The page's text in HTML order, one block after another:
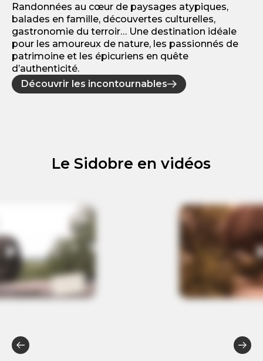
Randonnées au cœur de paysages atypiques,
balades en famille, découvertes culturelles,
gastronomie du terroir… Une destination idéale
pour les amoureux de nature, les passionnés de
patrimoine et les épicuriens en quête
d’authenticité.
Découvrir les incontournables
Le Sidobre en vidéos